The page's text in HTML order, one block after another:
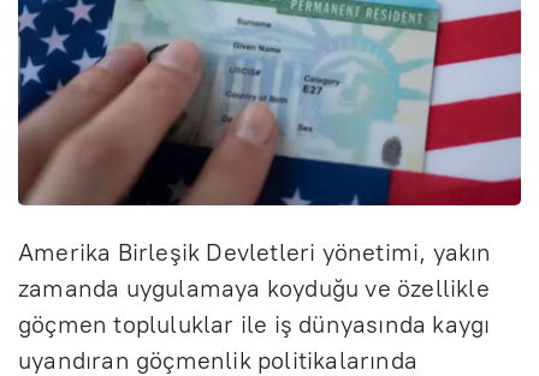
Amerika Birleşik Devletleri yönetimi, yakın
zamanda uygulamaya koyduğu ve özellikle
göçmen topluluklar ile iş dünyasında kaygı
uyandıran göçmenlik politikalarında